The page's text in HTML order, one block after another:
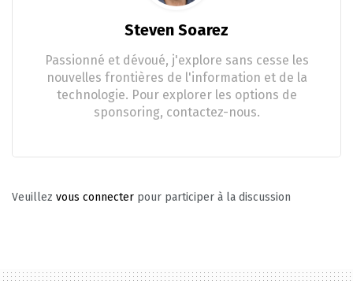
Steven Soarez
Passionné et dévoué, j'explore sans cesse les
nouvelles frontières de l'information et de la
technologie. Pour explorer les options de
sponsoring, contactez-nous.
Veuillez vous connecter pour participer à la discussion